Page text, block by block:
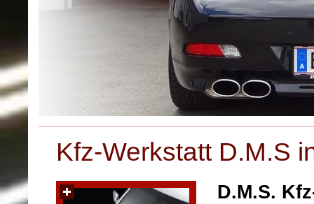
Kfz-Werkstatt D.M.S
D.M.S.